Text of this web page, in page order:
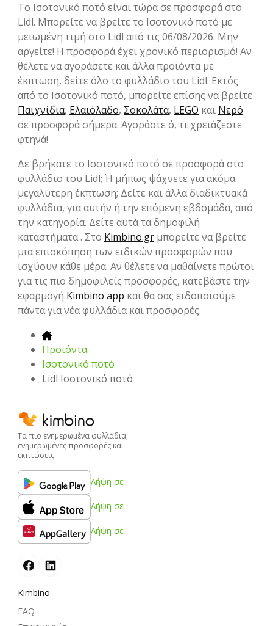
Το Ισοτονικό ποτό είναι τώρα σε προσφορά στο
Lidl. Μπορείτε να βρείτε το Ισοτονικό ποτό με
μειωμένη τιμή στο Lidl από τις 06/08/2026. Μην
αργείτε! Η προσφορά έχει χρονικό περιορισμό! Αν
θέλετε να αγοράσετε και άλλα προϊόντα με
έκπτωση, δείτε όλο το φυλλάδιο του Lidl. Εκτός
από το Ισοτονικό ποτό, μπορείτε επίσης να βρείτε
Παιχνίδια, Ελαιόλαδο, Σοκολάτα, LEGO και Νερό
σε προσφορά σήμερα. Αγοράστε ό, τι χρειάζεστε
φτηνά!
Δε βρήκατε το Ισοτονικό ποτό σε προσφορά στο
φυλλάδιο του Lidl; Ή μήπως ψάχνετε για ακόμα
μεγαλύτερη έκπτωση; Δείτε και άλλα διαδικτυακά
φυλλάδια, για αυτήν ή την επόμενη εβδομάδα, από
την κατηγορία. Δείτε αυτά τα δημοφιλή
καταστήματα . Στο Kimbino.gr μπορείτε να βρείτε
μια επισκόπηση των ειδικών προσφορών που
ισχύουν κάθε μέρα. Αν θέλετε να μαθαίνετε πρώτοι
για τις πιο δημοφιλείς προσφορές, κατεβάστε την
εφαρμογή Kimbino app και θα σας ειδοποιούμε
πάντα για νέα φυλλάδια και προσφορές.
Προϊόντα
Ισοτονικό ποτό
Lidl Ισοτονικό ποτό
Τα πιο ενημερωμένα φυλλάδια,
ενημερωμένες προσφορές και
εκπτώσεις
Λήψη σε
Λήψη σε
Λήψη σε
Kimbino
FAQ